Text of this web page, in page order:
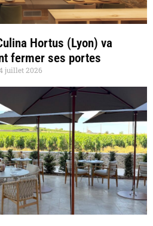
Hortus (Lyon) va
fermer ses portes
juillet 2026